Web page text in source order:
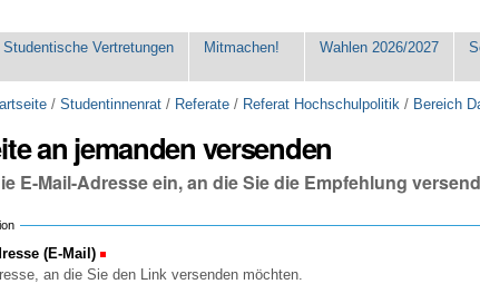
Studentische Vertretungen Mitmachen! Wahlen 2026/2027
/Studentinnenrat / Referate / Referat Hochschulpolitik / Bereich
an jemanden versenden
E-Mail-Adresse ein, an die Sie die Empfehlung
(E-Mail)
an die Sie den Link versenden möchten.